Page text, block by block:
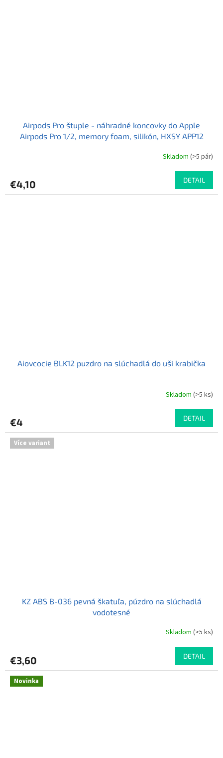
Airpods Pro štuple - náhradné koncovky do Apple
Airpods Pro 1/2, memory foam, silikón, HXSY APP12
Skladom (>5 pár)
€4,10 DETAIL
Aiovcocie BLK12 puzdro na slúchadlá do uší krabička
je
5,0
Skladom(>5 ks)
€4 DETAIL
Více variant
KZ ABS B-036 pevná škatuľa, púzdro na slúchadlá
vodotesné
je
5,0
Skladom(>5 ks)
€3,60 DETAIL
Novinka